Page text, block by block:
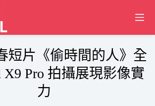
短片《偷時間的人》全
X9 Pro 拍攝展現影像實
力